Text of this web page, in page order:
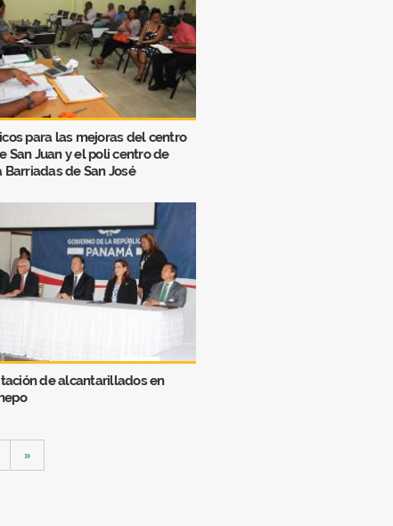
para las mejoras del centro
San Juan y el poli centro de
de San José
de alcantarillados en
»